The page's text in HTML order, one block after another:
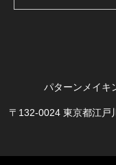
パターンメイキ
〒132-0024 東京都江戸